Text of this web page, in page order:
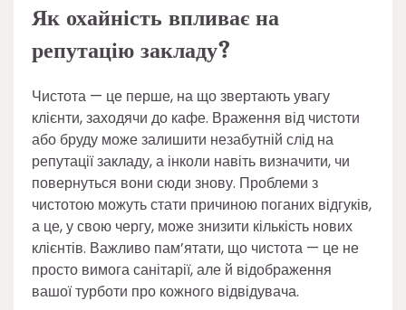
Як охайність впливає на
репутацію закладу?
Чистота — це перше, на що звертають увагу
клієнти, заходячи до кафе. Враження від чистоти
або бруду може залишити незабутній слід на
репутації закладу, а інколи навіть визначити, чи
повернуться вони сюди знову. Проблеми з
чистотою можуть стати причиною поганих відгуків,
а це, у свою чергу, може знизити кількість нових
клієнтів. Важливо пам’ятати, що чистота — це не
просто вимога санітарії, але й відображення
вашої турботи про кожного відвідувача.